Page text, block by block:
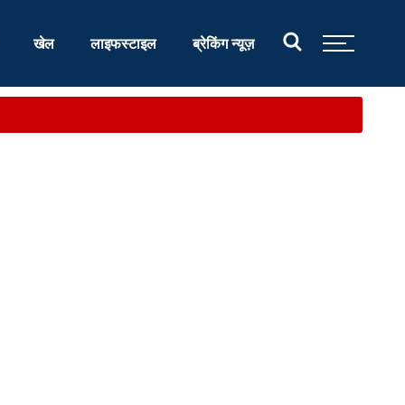
खेल लाइफस्टाइल ब्रेकिंग न्यूज़